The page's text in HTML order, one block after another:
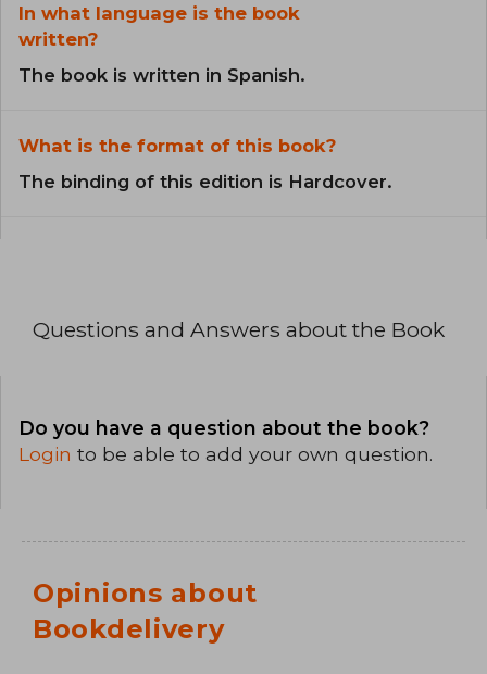
In what language is the book
written?
The book is written in Spanish.
What is the format of this book?
The binding of this edition is Hardcover.
Questions and Answers about the Book
Do you have a question about the book?
Login to be able to add your own question.
Opinions about
Bookdelivery